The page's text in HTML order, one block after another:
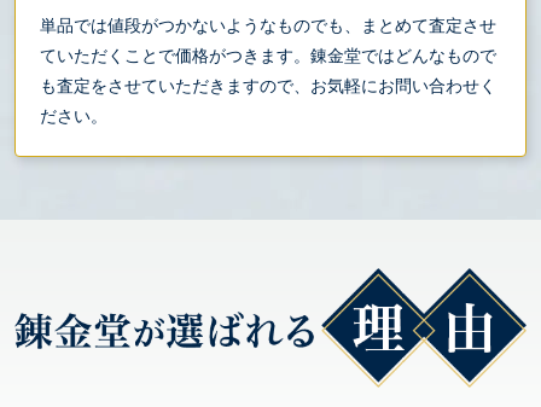
単品では値段がつかないようなものでも、まとめて査定させ
ていただくことで価格がつきます。錬金堂ではどんなもので
も査定をさせていただきますので、お気軽にお問い合わせく
ださい。